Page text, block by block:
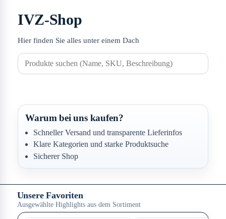
IVZ-Shop
Hier finden Sie alles unter einem Dach
Warum bei uns kaufen?
Schneller Versand und transparente Lieferinfos
Klare Kategorien und starke Produktsuche
Sicherer Shop
Unsere Favoriten
Ausgewählte Highlights aus dem Sortiment